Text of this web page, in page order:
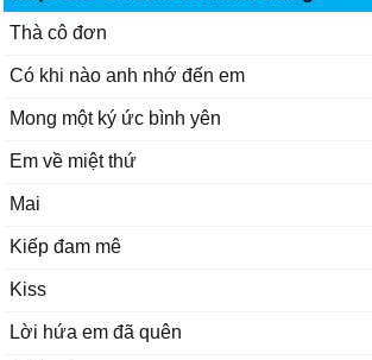
Thà cô đơn
Có khi nào anh nhớ đến em
Mong một ký ức bình yên
Em về miệt thứ
Mai
Kiếp đam mê
Kiss
Lời hứa em đã quên